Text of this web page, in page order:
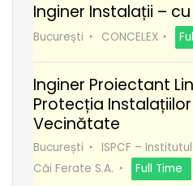
Inginer Instalații –
București CONCELEX
Inginer Proiectant
Protecția
Vecinătate
București
ISPCF –
Căi Ferate S.A.
Full Time